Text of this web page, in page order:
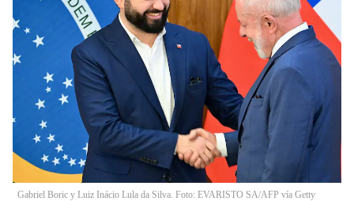
Gabriel Boric y Luiz Inácio Lula da Silva. Foto: EVARISTO SA/AFP vía Getty